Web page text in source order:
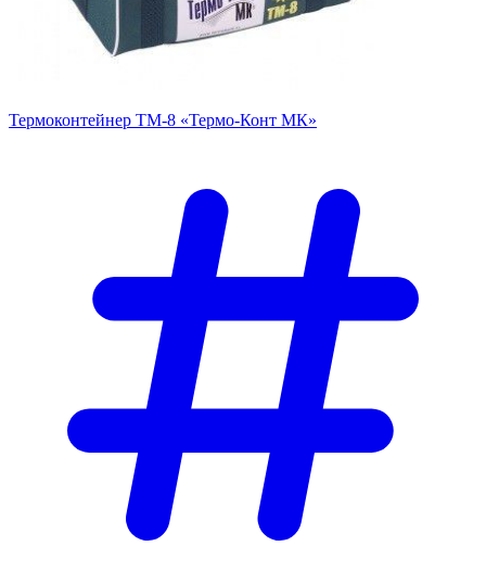
Термоконтейнер ТМ-8 «Термо-Конт МК»